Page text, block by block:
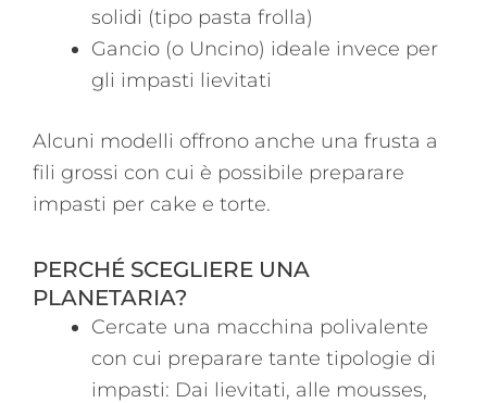
solidi (tipo pasta frolla)
Gancio (o Uncino) ideale invece per
gli impasti lievitati
Alcuni modelli offrono anche una frusta a
fili grossi con cui è possibile preparare
impasti per cake e torte.
PERCHÉ SCEGLIERE UNA
PLANETARIA?
Cercate una macchina polivalente
con cui preparare tante tipologie di
impasti: Dai lievitati, alle mousses,